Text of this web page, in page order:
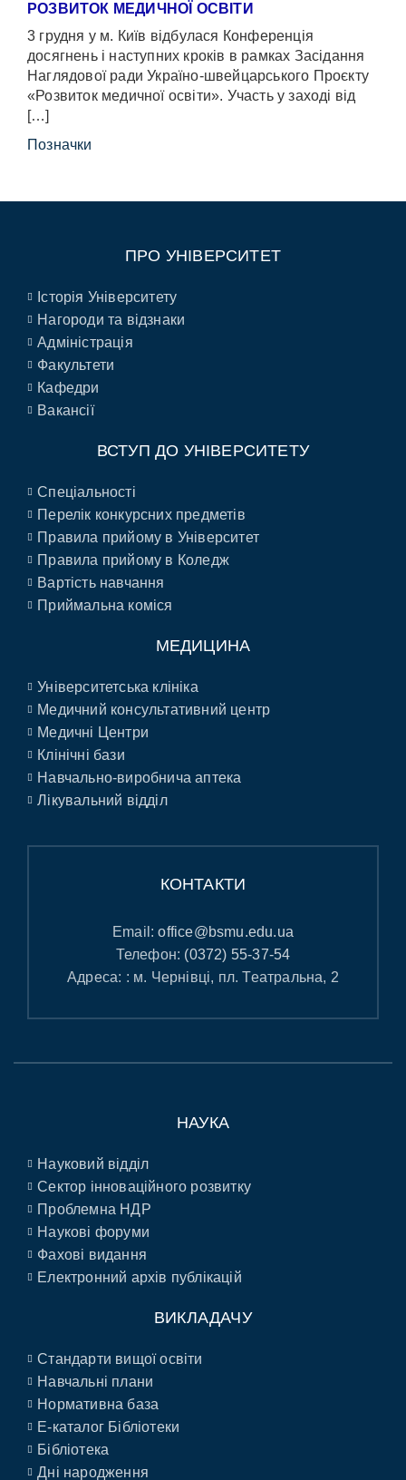
РОЗВИТОК МЕДИЧНОЇ ОСВІТИ
3 грудня у м. Київ відбулася Конференція
досягнень і наступних кроків в рамках Засідання
Наглядової ради Україно-швейцарського Проєкту
«Розвиток медичної освіти». Участь у заході від
[…]
Позначки
ПРО УНІВЕРСИТЕТ
Історія Університету
Нагороди та відзнаки
Адміністрація
Факультети
Кафедри
Вакансії
ВСТУП ДО УНІВЕРСИТЕТУ
Спеціальності
Перелік конкурсних предметів
Правила прийому в Університет
Правила прийому в Коледж
Вартість навчання
Приймальна коміся
МЕДИЦИНА
Університетська клініка
Медичний консультативний центр
Медичні Центри
Клінічні бази
Навчально-виробнича аптека
Лікувальний відділ
КОНТАКТИ
Email:office@bsmu.edu.ua
Телефон: (0372) 55-37-54
Адреса: : м. Чернівці, пл. Театральна, 2
НАУКА
Науковий відділ
Сектор інноваційного розвитку
Проблемна НДР
Наукові форуми
Фахові видання
Електронний архів публікацій
ВИКЛАДАЧУ
Стандарти вищої освіти
Навчальні плани
Нормативна база
E-каталог Бібліотеки
Бібліотека
Дні народження